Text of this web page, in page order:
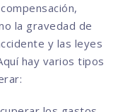
la gravedad de
y las leyes
hay varios tipos